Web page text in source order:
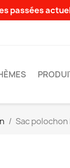
passées
Sac polochon